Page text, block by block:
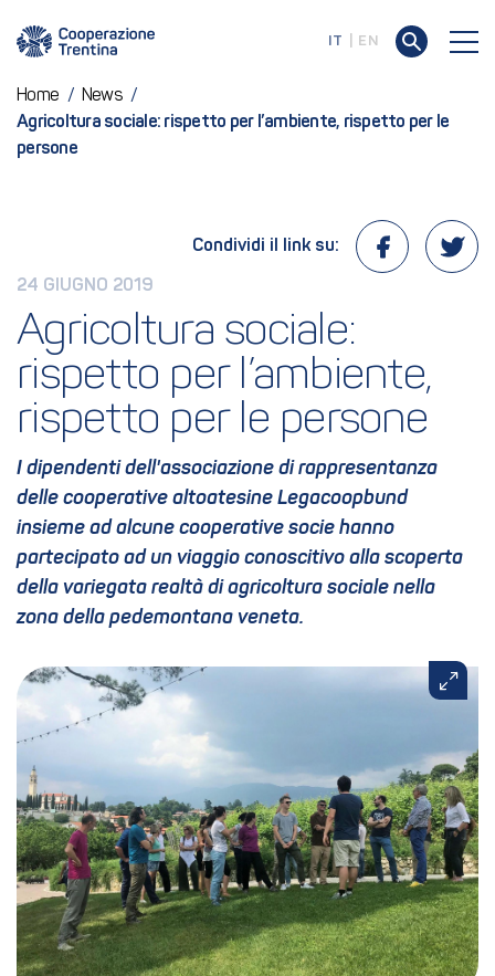
IT EN
Home / News /
Agricoltura sociale: rispetto per l’ambiente, rispetto per le
persone
24 GIUGNO 2019
Condividi il link su:
Agricoltura sociale:
rispetto per l’ambiente,
rispetto per le persone
I dipendenti dell'associazione di rappresentanza
delle cooperative altoatesine Legacoopbund
insieme ad alcune cooperative socie hanno
partecipato ad un viaggio conoscitivo alla scoperta
della variegata realtà di agricoltura sociale nella
zona della pedemontana veneta.